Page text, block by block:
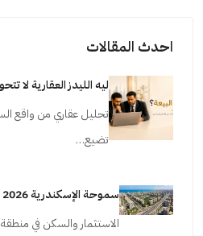
احدث المقالات
ليه الليدز العقارية لا
تحليل عقاري من واقع
تضيع…
سموحة الإسكندرية 2026 | تحديث الأسعار والمشاريع
الاستثمار والسكن في